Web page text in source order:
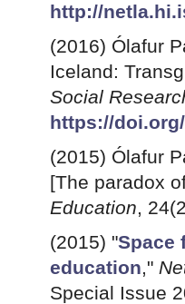
http://
(2016) Ólafur
Iceland:
Social
https://
(2015) Ólafur
[The paradox
Education,
(2015) "Space
education,"
Special Issue